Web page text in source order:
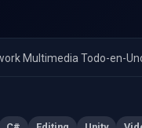
Multimedia Todo-en-